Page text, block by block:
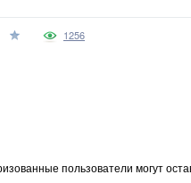
1256
пользователи могут